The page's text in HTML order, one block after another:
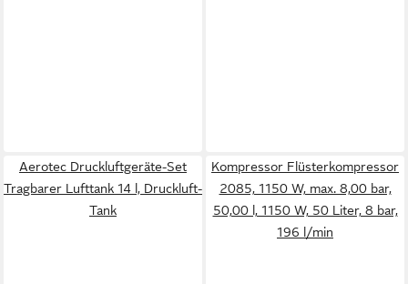
Aerotec Druckluftgeräte-Set
Tragbarer Lufttank 14 l, Druckluft-
Tank
Kompressor Flüsterkompressor
2085, 1150 W, max. 8,00 bar,
50,00 l, 1150 W, 50 Liter, 8 bar,
196 l/min